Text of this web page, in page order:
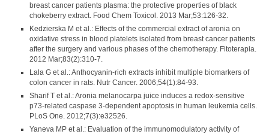
breast cancer patients plasma: the protective properties of black
chokeberry extract. Food Chem Toxicol. 2013 Mar;53:126-32.
Kedzierska M et al.: Effects of the commercial extract of aronia on
oxidative stress in blood platelets isolated from breast cancer patients
after the surgery and various phases of the chemotherapy. Fitoterapia.
2012 Mar;83(2):310-7.
Lala G et al.: Anthocyanin-rich extracts inhibit multiple biomarkers of
colon cancer in rats. Nutr Cancer. 2006;54(1):84-93.
Sharif T et al.: Aronia melanocarpa juice induces a redox-sensitive
p73-related caspase 3-dependent apoptosis in human leukemia cells.
PLoS One. 2012;7(3):e32526.
Yaneva MP et al.: Evaluation of the immunomodulatory activity of